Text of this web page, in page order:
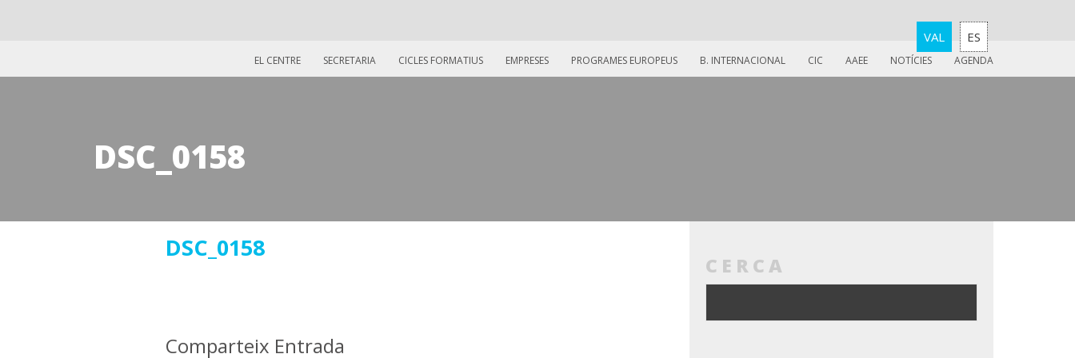
VAL ES
EL CENTRE SECRETARIA CICLES FORMATIUS EMPRESES PROGRAMES EUROPEUS B. INTERNACIONAL CIC AAEE NOTÍCIES AGENDA
DSC_0158
DSC_0158
Comparteix Entrada
CERCA